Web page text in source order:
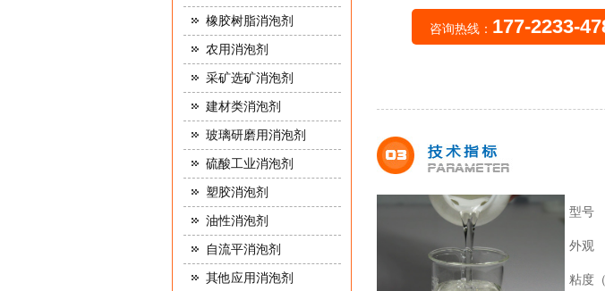
橡胶树脂消泡剂
农用消泡剂
采矿选矿消泡剂
建材类消泡剂
玻璃研磨用消泡剂
硫酸工业消泡剂
塑胶消泡剂
油性消泡剂
自流平消泡剂
其他应用消泡剂
咨询热线： 177-2233-
型号
外观
粘度